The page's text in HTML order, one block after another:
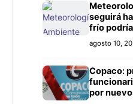
seguirá
frío
agosto 10,
Copaco:
por